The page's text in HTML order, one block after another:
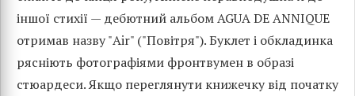
іншої стихії — дебютний альбом AGUA DE ANNIQUE
отримав назву "Air" ("Повітря"). Буклет і обкладинка
рясніють фотографіями фронтвумен в образі
стюардеси. Якщо переглянути книжечку від початку